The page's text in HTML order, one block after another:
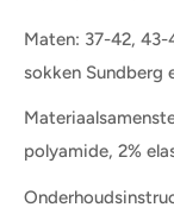
Maten: 37-42,
sokken Sundberg
polyamide, 2%